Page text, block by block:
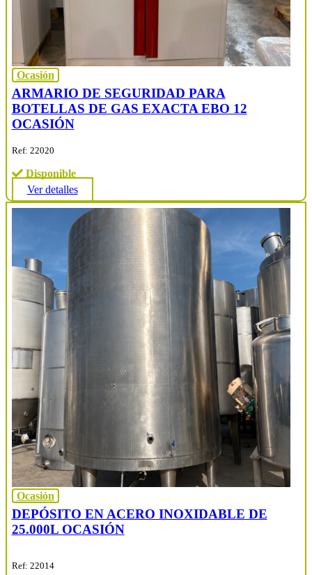
Ocasión
ARMARIO DE SEGURIDAD PARA
BOTELLAS DE GAS EXACTA EBO 12
OCASIÓN
Ref: 22020
Disponible
Ver detalles
Ocasión
DEPÓSITO EN ACERO INOXIDABLE DE
25.000L OCASIÓN
Ref: 22014